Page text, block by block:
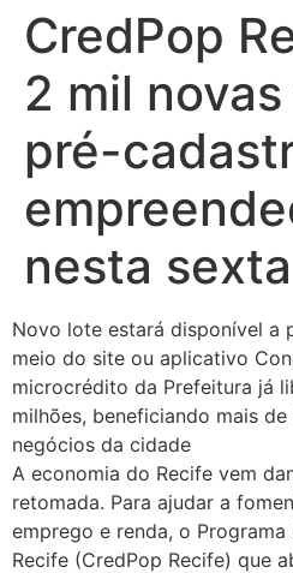
CredPop
2 mil
pré-
nesta sexta
Novo lote estará disponível a
meio do site ou aplicativo
microcrédito da Prefeitura já
milhões, beneficiando mais
negócios da cidade
A economia do Recife vem
retomada. Para ajudar a
emprego e renda, o
Recife (CredPop Recife) que